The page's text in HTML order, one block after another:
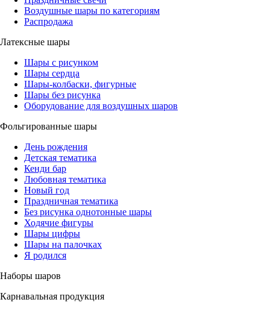
Воздушные шары по категориям
Распродажа
Латексные шары
Шары с рисунком
Шары сердца
Шары-колбаски, фигурные
Шары без рисунка
Оборудование для воздушных шаров
Фольгированные шары
День рождения
Детская тематика
Кенди бар
Любовная тематика
Новый год
Праздничная тематика
Без рисунка однотонные шары
Ходячие фигуры
Шары цифры
Шары на палочках
Я родился
Наборы шаров
Карнавальная продукция